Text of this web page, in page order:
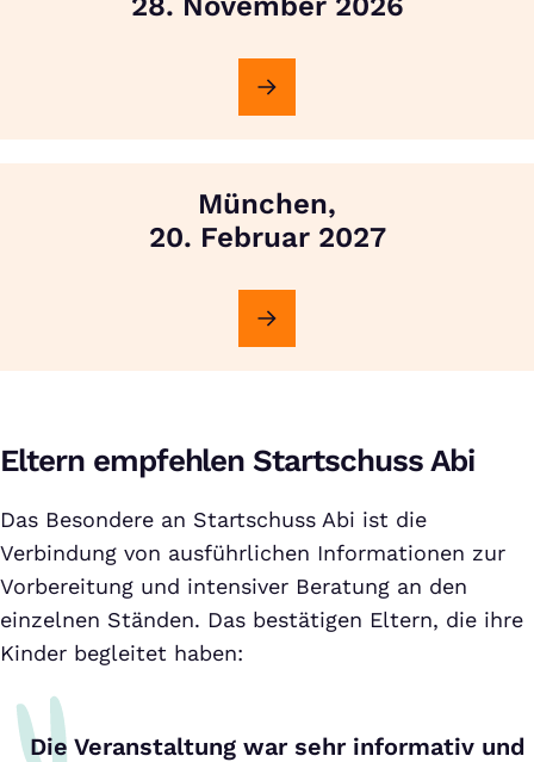
München,
20. Februar 2027
Eltern empfehlen Startschuss Abi
Das Besondere an Startschuss Abi ist die
Verbindung von ausführlichen Informationen zur
Vorbereitung und intensiver Beratung an den
einzelnen Ständen. Das bestätigen Eltern, die ihre
Kinder begleitet haben:
Die Veranstaltung war sehr informativ und